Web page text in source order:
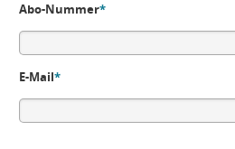
Abo-Nummer*
E-Mail*